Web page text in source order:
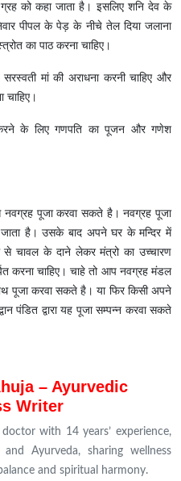
को कहा जाता है। इसलिए शनि देव के
पीपल के पेड़ के नीचे तेल दिया जलाना
का पाठ करना चाहिए।
मां की अराधना करनी चाहिए और
चाहिए।
के लिए गणपति का पूजन और गणेश
नवग्रह पूजा करवा सकते है। नवग्रह पूजा
है। उसके बाद अपने घर के मन्दिर में
से चावल के दाने लेकर मंत्रो का उच्चारण
करना चाहिए। चाहे तो आप नवग्रह मंडल
पूजा करवा सकते है। या फिर किसी अपने
पंडित द्वारा यह पूजा सम्पन्न करवा सकते
– Ayurvedic
Writer
with 14 years’ experience,
Ayurveda, sharing wellness
and spiritual harmony.